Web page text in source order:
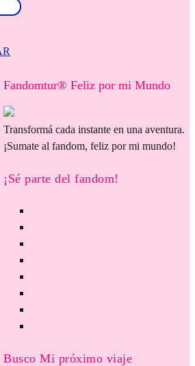
Fandomtur® Feliz por mi Mundo
Transformá cada instante en una aventura.
¡Sumate al fandom, feliz por mi mundo!
¡Sé parte del fandom!
Busco Mi próximo viaje